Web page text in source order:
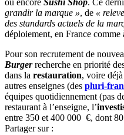
grandir la marque », de «
des standards actuels de la
déploiement, en France comme
Pour son recrutement de
Burgerrecherche en priorité
dans la restauration, voire déjà
autres enseignes (des pluri-
équipes quotidiennement (pas
restaurant à l’enseigne, l’
entre 350 et 400 000 €, dont 80
Partager sur :